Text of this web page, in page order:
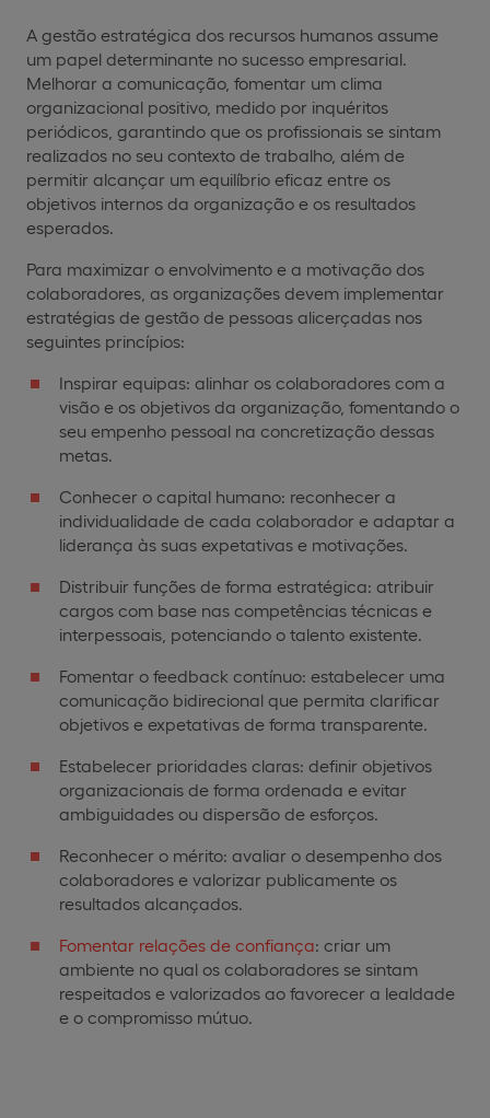
A gestão estratégica dos recursos humanos assume
um papel determinante no sucesso empresarial.
Melhorar a comunicação, fomentar um clima
organizacional positivo, medido por inquéritos
periódicos, garantindo que os profissionais se sintam
realizados no seu contexto de trabalho, além de
permitir alcançar um equilíbrio eficaz entre os
objetivos internos da organização e os resultados
esperados.
Para maximizar o envolvimento e a motivação dos
colaboradores, as organizações devem implementar
estratégias de gestão de pessoas alicerçadas nos
seguintes princípios:
Inspirar equipas: alinhar os colaboradores com a
visão e os objetivos da organização, fomentando o
seu empenho pessoal na concretização dessas
metas.
Conhecer o capital humano: reconhecer a
individualidade de cada colaborador e adaptar a
liderança às suas expetativas e motivações.
Distribuir funções de forma estratégica: atribuir
cargos com base nas competências técnicas e
interpessoais, potenciando o talento existente.
Fomentar o feedback contínuo: estabelecer uma
comunicação bidirecional que permita clarificar
objetivos e expetativas de forma transparente.
Estabelecer prioridades claras: definir objetivos
organizacionais de forma ordenada e evitar
ambiguidades ou dispersão de esforços.
Reconhecer o mérito: avaliar o desempenho dos
colaboradores e valorizar publicamente os
resultados alcançados.
Fomentar relações de confiança: criar um
ambiente no qual os colaboradores se sintam
respeitados e valorizados ao favorecer a lealdade
e o compromisso mútuo.